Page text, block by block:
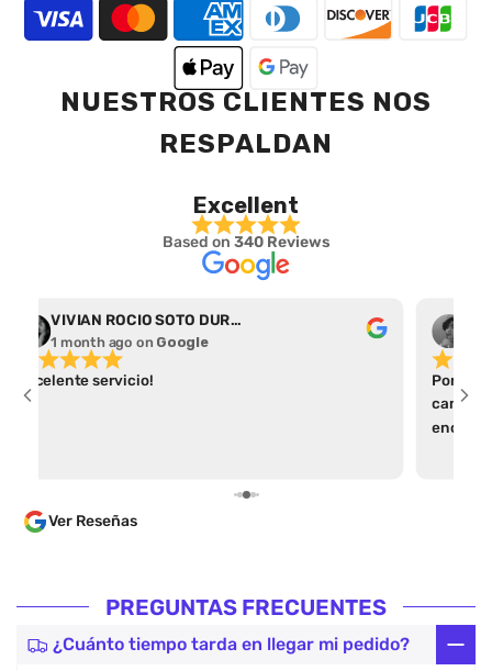
NUESTROS CLIENTES NOS
RESPALDAN
Excellent
Based on 340 Reviews
VIVIAN ROCIO SOTO DURAN
1 month ago on Google
Excelente servicio!
Por el
por
Ver Reseñas
PREGUNTAS FRECUENTES
¿Cuánto tiempo tarda en llegar mi pedido?